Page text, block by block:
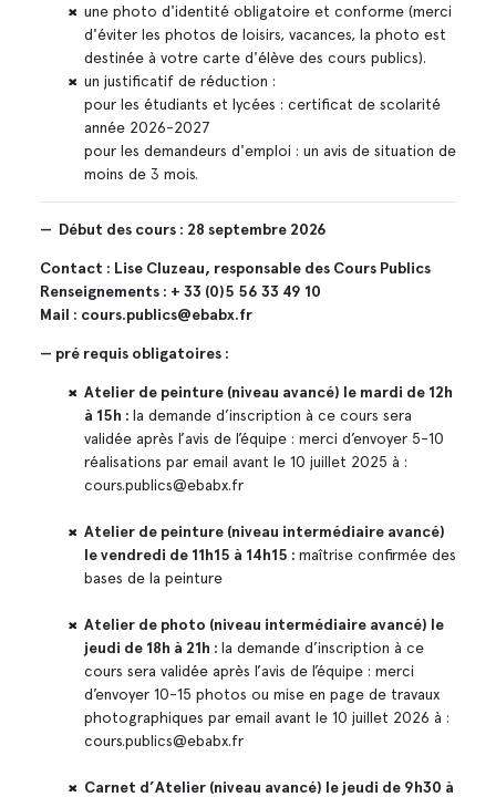
une photo d'identité obligatoire et conforme (merci
d'éviter les photos de loisirs, vacances, la photo est
destinée à votre carte d'élève des cours publics).
un justificatif de réduction :
pour les étudiants et lycées : certificat de scolarité
année 2026-2027
pour les demandeurs d'emploi : un avis de situation de
moins de 3 mois.
— Début des cours : 28 septembre 2026
Contact : Lise Cluzeau, responsable des Cours Publics
Renseignements : + 33 (0)5 56 33 49 10
Mail : cours.publics@ebabx.fr
— pré requis obligatoires :
Atelier de peinture (niveau avancé) le mardi de 12h
à 15h : la demande d’inscription à ce cours sera
validée après l’avis de l’équipe : merci d’envoyer 5-10
réalisations par email avant le 10 juillet 2025 à :
cours.publics@ebabx.fr
Atelier de peinture (niveau intermédiaire avancé)
le vendredi de 11h15 à 14h15 : maîtrise confirmée des
bases de la peinture
Atelier de photo (niveau intermédiaire avancé) le
jeudi de 18h à 21h : la demande d’inscription à ce
cours sera validée après l’avis de l’équipe : merci
d’envoyer 10-15 photos ou mise en page de travaux
photographiques par email avant le 10 juillet 2026 à :
cours.publics@ebabx.fr
Carnet d’Atelier (niveau avancé) le jeudi de 9h30 à